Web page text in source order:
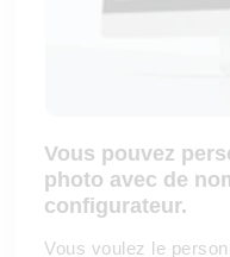
Vous pouvez
photo avec de
configurateur.
Vous voulez le